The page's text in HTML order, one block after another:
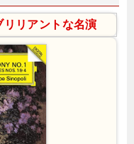
リアントな名演